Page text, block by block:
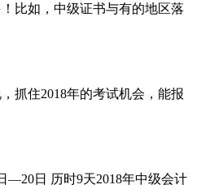
比如，中级证书与有的地区落
抓住2018年的考试机会，能报
—20日 历时9天2018年中级会计